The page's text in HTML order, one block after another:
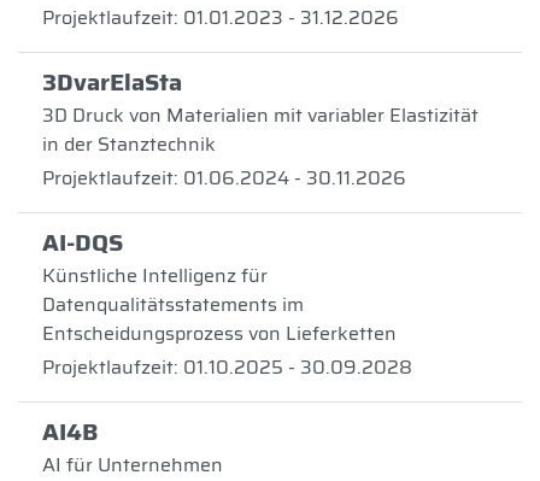
Projektlaufzeit: 01.01.2023 - 31.12.2026
3DvarElaSta
3D Druck von Materialien mit variabler Elastizität
in der Stanztechnik
Projektlaufzeit: 01.06.2024 - 30.11.2026
AI-DQS
Künstliche Intelligenz für
Datenqualitätsstatements im
Entscheidungsprozess von Lieferketten
Projektlaufzeit: 01.10.2025 - 30.09.2028
AI4B
AI für Unternehmen